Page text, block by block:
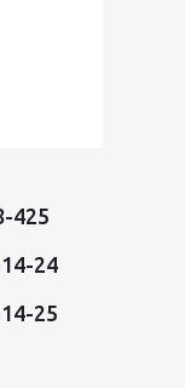
425
24
25